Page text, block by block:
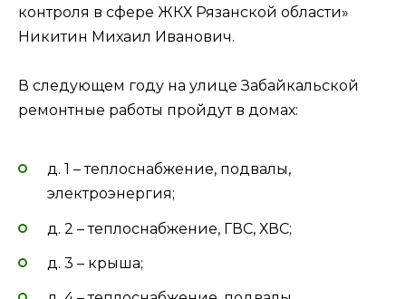
контроля в сфере ЖКХ Рязанской области»
Никитин Михаил Иванович.
В следующем году на улице Забайкальской
ремонтные работы пройдут в домах:
д. 1 – теплоснабжение, подвалы,
электроэнергия;
д. 2 – теплоснабжение, ГВС, ХВС;
д. 3 – крыша;